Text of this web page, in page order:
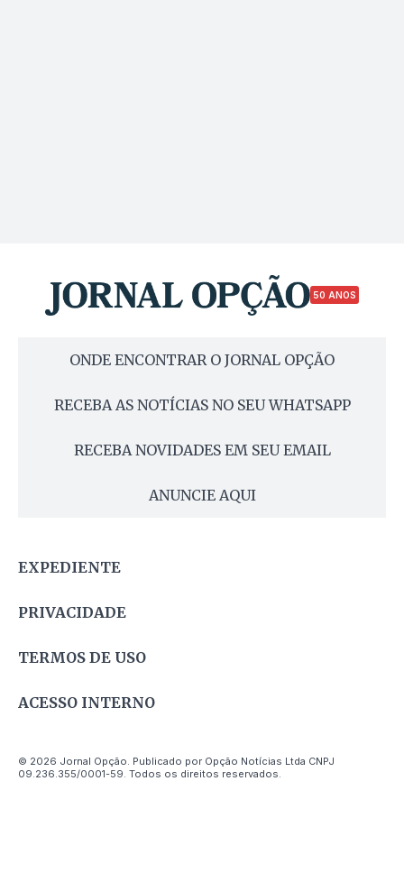
50 ANOS
ONDE ENCONTRAR O JORNAL OPÇÃO
RECEBA AS NOTÍCIAS NO SEU WHATSAPP
RECEBA NOVIDADES EM SEU EMAIL
ANUNCIE AQUI
EXPEDIENTE
PRIVACIDADE
TERMOS DE USO
ACESSO INTERNO
© 2026 Jornal Opção. Publicado por Opção Notícias Ltda CNPJ
09.236.355/0001-59. Todos os direitos reservados.